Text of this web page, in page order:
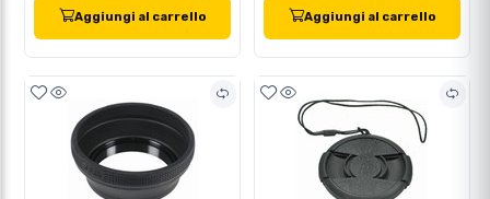
Aggiungi al carrello Aggiungi al carrello